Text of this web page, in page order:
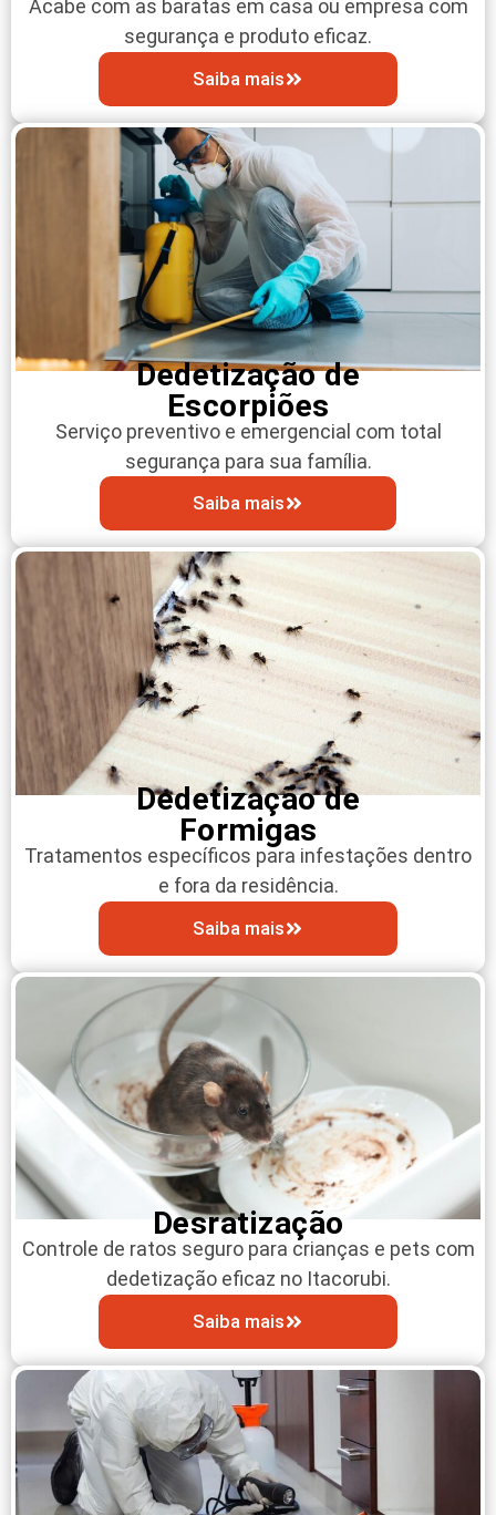
Acabe com as baratas em casa ou empresa com
segurança e produto eficaz.
Saiba mais
Dedetização de
Escorpiões
Serviço preventivo e emergencial com total
segurança para sua família.
Saiba mais
Dedetização de
Formigas
Tratamentos específicos para infestações dentro
e fora da residência.
Saiba mais
Desratização
Controle de ratos seguro para crianças e pets com
dedetização eficaz no Itacorubi.
Saiba mais